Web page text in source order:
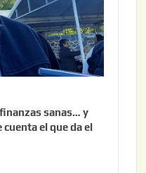
sanas… y
cuenta el que da el